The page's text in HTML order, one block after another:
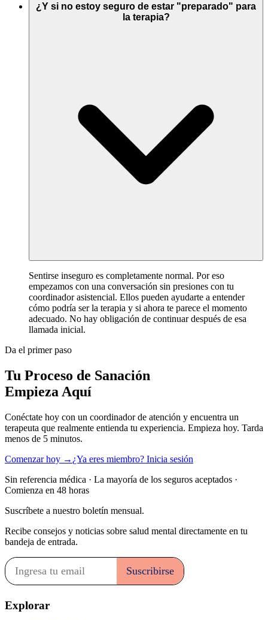
¿Y si no estoy seguro de estar "preparado" para
la terapia?
Sentirse inseguro es completamente normal. Por eso
empezamos con una conversación sin presiones con tu
coordinador asistencial. Ellos pueden ayudarte a entender
cómo podría ser la terapia y si ahora te parece el momento
adecuado. No hay obligación de continuar después de esa
llamada inicial.
Da el primer paso
Tu Proceso de Sanación
Empieza Aquí
Conéctate hoy con un coordinador de atención y encuentra un
terapeuta que realmente entienda tu experiencia. Empieza hoy. Tarda
menos de 5 minutos.
Comenzar hoy → ¿Ya eres miembro? Inicia sesión
Sin referencia médica · La mayoría de los seguros aceptados ·
Comienza en 48 horas
Suscríbete a nuestro boletín mensual.
Recibe consejos y noticias sobre salud mental directamente en tu
bandeja de entrada.
Explorar